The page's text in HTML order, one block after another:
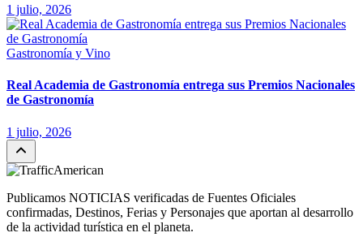
1 julio, 2026
Gastronomía y Vino
Real Academia de Gastronomía entrega sus Premios Nacionales
de Gastronomía
1 julio, 2026
Publicamos NOTICIAS verificadas de Fuentes Oficiales
confirmadas, Destinos, Ferias y Personajes que aportan al desarrollo
de la actividad turística en el planeta.